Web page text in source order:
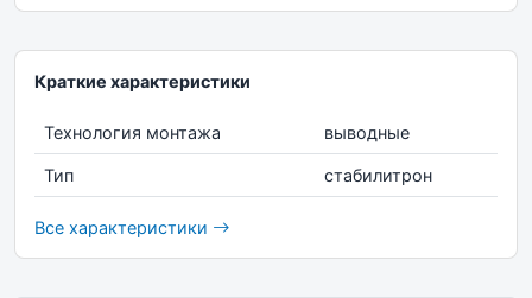
Краткие характеристики
Технология монтажа выводные
Тип стабилитрон
Все характеристики